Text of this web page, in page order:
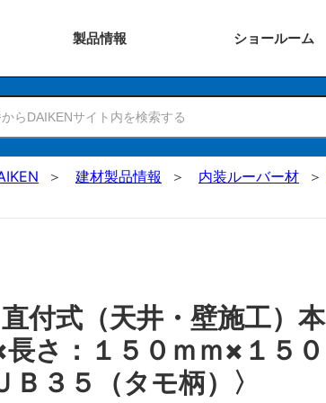
製品情報 ショールーム
建材製品情報 内装ルーバー材
付式（天井・壁施工）本
さ：１５０ｍｍ×１５０
３５（タモ柄）〉